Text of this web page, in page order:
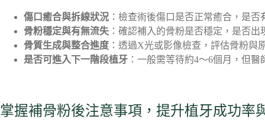
傷口癒合與拆線狀況 ：檢查術後傷口是否正常癒合，是
骨粉穩定與有無流失 ：確認補入的骨粉是否穩定，是否
骨質生成與整合進度 ：透過X光或影像檢查，評估骨粉與
是否可進入下一階段植牙 ：一般需等待約4～6個月，但
掌握補骨粉後注意事項，提升植牙成功率